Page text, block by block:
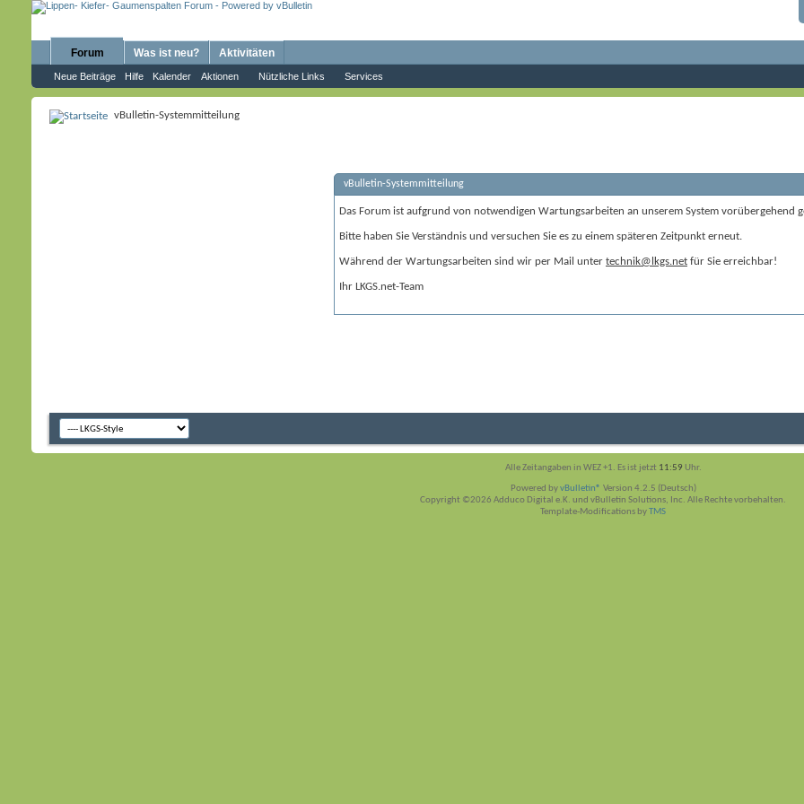
Forum
Neue Beiträge Hilfe Kalender Aktionen Nützliche Links Services
Was ist neu? Aktivitäten
vBulletin-Systemmitteilung
vBulletin-Systemmitteilung
Das Forum ist aufgrund von notwendigen Wartungsarbeiten an unserem System vorübergehend
Bitte haben Sie Verständnis und versuchen Sie es zu einem späteren Zeitpunkt erneut.
Während der Wartungsarbeiten sind wir per Mail unter technik@lkgs.net für Sie erreichbar!
Ihr LKGS.net-Team
Alle Zeitangaben in WEZ +1. Es ist jetzt 11:59 Uhr.
Powered byvBulletin® Version 4.2.5 (Deutsch)
Copyright ©2026 Adduco Digital e.K. und vBulletin Solutions, Inc. Alle Rechte vorbehalten.
Template-Modifications byTMS